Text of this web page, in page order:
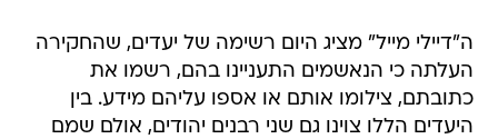
ה"דיילי מייל" מציג היום רשימה של יעדים, שהחקירה
העלתה כי הנאשמים התעניינו בהם, רשמו את
כתובתם, צילומו אותם או אספו עליהם מידע. בין
היעדים הללו צוינו גם שני רבנים יהודים, אולם שמם